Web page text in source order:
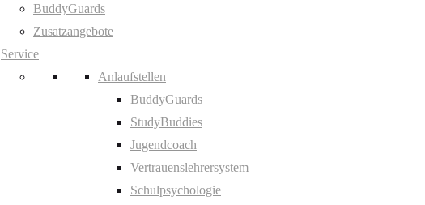
BuddyGuards
Zusatzangebote
Service
Anlaufstellen
BuddyGuards
StudyBuddies
Jugendcoach
Vertrauenslehrersystem
Schulpsychologie